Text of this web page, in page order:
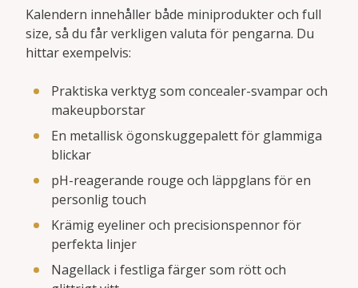
Kalendern innehåller både miniprodukter och full
size, så du får verkligen valuta för pengarna. Du
hittar exempelvis:
Praktiska verktyg som concealer-svampar och
makeupborstar
En metallisk ögonskuggepalett för glammiga
blickar
pH-reagerande rouge och läppglans för en
personlig touch
Krämig eyeliner och precisionspennor för
perfekta linjer
Nagellack i festliga färger som rött och